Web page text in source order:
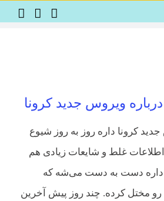
ویروس جدید کرونا
کرونا داره روز به روز شیوع
اطلاعات غلط و شایعات زیادی هم
داره دست به دست می‌شه که
رو مختل کرده. چند روز پیش آخرین